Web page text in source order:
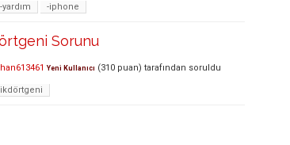
-yardım -iphone
Sorunu
Yeni Kullanıcı (310 puan) tarafından soruldu